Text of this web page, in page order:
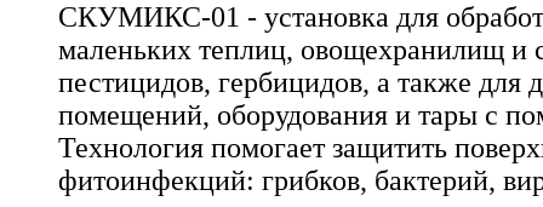
СКУМИКС-01 - установка для
маленьких теплиц, овощехранилищ и
пестицидов, гербицидов, а также для
помещений, оборудования и тары с
Технология помогает защитить
фитоинфекций: грибков, бактерий,